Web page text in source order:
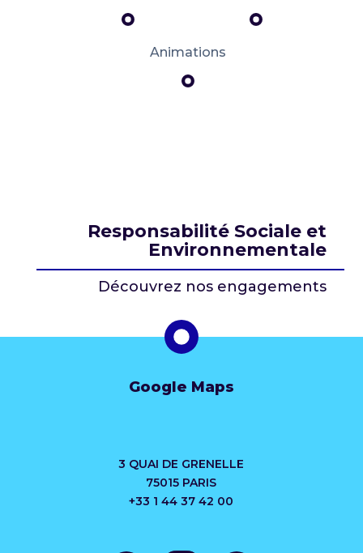
Animations
Responsabilité Sociale et
Environnementale
Découvrez nos engagements
Google Maps
3 QUAI DE GRENELLE
75015 PARIS
+33 1 44 37 42 00